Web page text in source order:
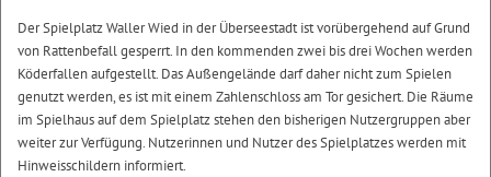
Der Spielplatz Waller Wied in der Überseestadt ist vorübergehend auf Grund
von Rattenbefall gesperrt. In den kommenden zwei bis drei Wochen werden
Köderfallen aufgestellt. Das Außengelände darf daher nicht zum Spielen
genutzt werden, es ist mit einem Zahlenschloss am Tor gesichert. Die Räume
im Spielhaus auf dem Spielplatz stehen den bisherigen Nutzergruppen aber
weiter zur Verfügung. Nutzerinnen und Nutzer des Spielplatzes werden mit
Hinweisschildern informiert.